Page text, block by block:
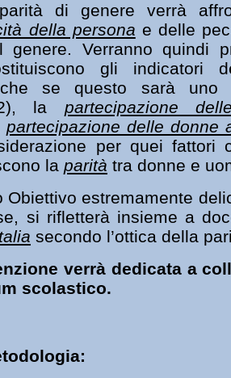
di genere verrà
della persona e delle
genere. Verranno quindi
gli indicatori
se questo sarà uno
2), la partecipazione
partecipazione delle donne
per quei fattori
la parità tra donne e
Obiettivo estremamente
si rifletterà insieme a
secondo l’ottica della
verrà dedicata a
scolastico.